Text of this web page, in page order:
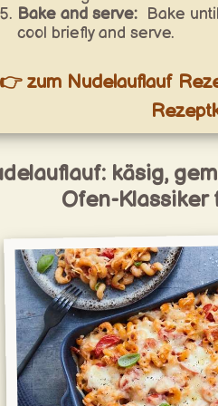
Bake and serve: Bake
cool briefly and serve.
zum Nudelauflauf
käsig,
Ofen-Klassiker